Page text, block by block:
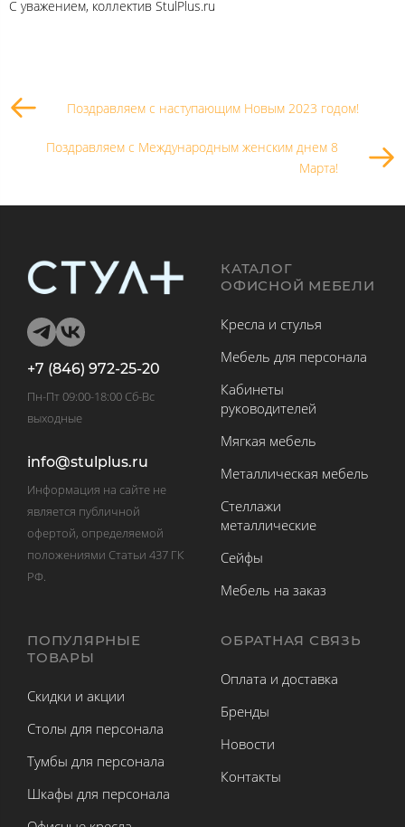
С уважением, коллектив StulPlus.ru
Поздравляем с наступающим Новым 2023 годом!
Поздравляем с Международным женским днем 8
Марта!
+7 (846) 972-25-20
Пн-Пт 09:00-18:00 Сб-Вс
выходные
info@stulplus.ru
Информация на сайте не
является публичной
офертой, определяемой
положениями Статьи 437 ГК
РФ.
КАТАЛОГ
ОФИСНОЙ МЕБЕЛИ
Кресла и стулья
Мебель для персонала
Кабинеты
руководителей
Мягкая мебель
Металлическая мебель
Стеллажи
металлические
Сейфы
Мебель на заказ
ПОПУЛЯРНЫЕ
ТОВАРЫ
Скидки и акции
Столы для персонала
Тумбы для персонала
Шкафы для персонала
ОБРАТНАЯ СВЯЗЬ
Оплата и доставка
Бренды
Новости
Контакты